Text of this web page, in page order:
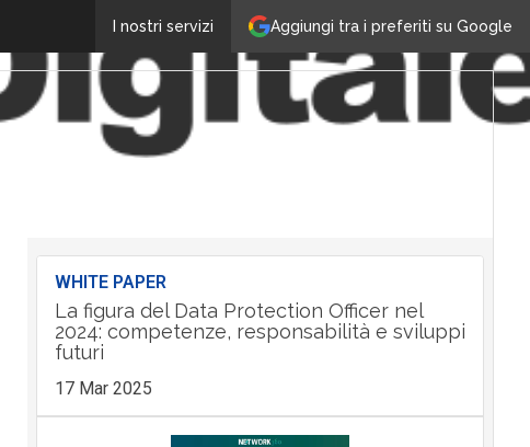
Aggiungi tra i preferiti su Google
I nostri servizi
WHITE PAPER
La figura del Data Protection Officer nel
2024: competenze, responsabilità e sviluppi
futuri
17 Mar 2025